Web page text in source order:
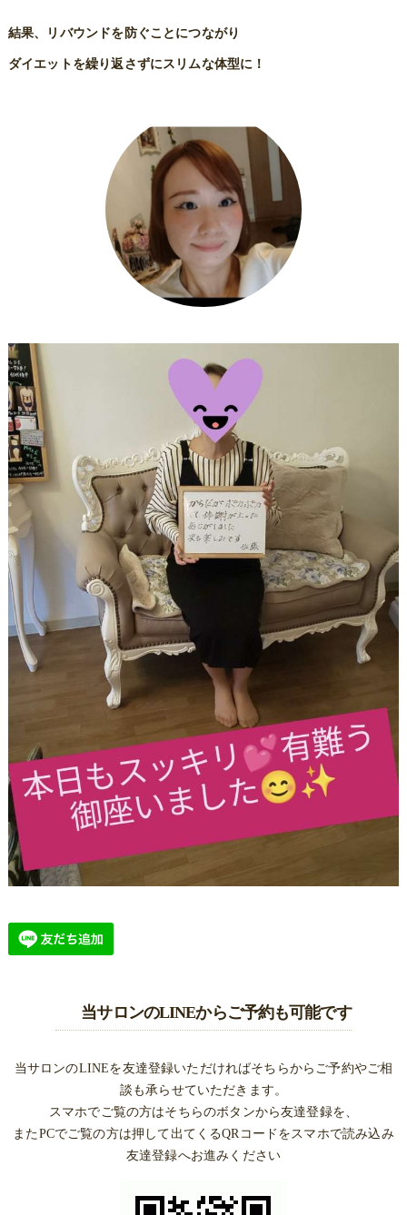
結果、リバウンドを防ぐことにつながり
ダイエットを繰り返さずにスリムな体型に！
当サロンのLINEからご予約も可能です
当サロンのLINEを友達登録いただければそちらからご予約やご相
談も承らせていただきます。
スマホでご覧の方はそちらのボタンから友達登録を、
またPCでご覧の方は押して出てくるQRコードをスマホで読み込み
友達登録へお進みください